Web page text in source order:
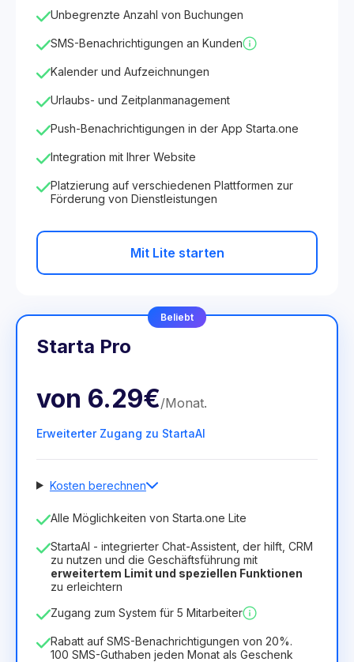
Unbegrenzte Anzahl von Buchungen
SMS-Benachrichtigungen an Kunden
Kalender und Aufzeichnungen
Urlaubs- und Zeitplanmanagement
Push-Benachrichtigungen in der App Starta.one
Integration mit Ihrer Website
Platzierung auf verschiedenen Plattformen zur
Förderung von Dienstleistungen
Mit Lite starten
Beliebt
Starta Pro
von 6.29€/Monat.
Erweiterter Zugang zu StartaAI
Kosten berechnen
Anzahl der Mitarbeiter
Dauer der Lizenz
12 Months(Rabatt -25%) Vorteilhaft
8.99€ 6.29€ /Monat
Alle Möglichkeiten von Starta.one Lite
StartaAI - integrierter Chat-Assistent, der hilft, CRM
zu nutzen und die Geschäftsführung mit
erweitertem Limit und speziellen Funktionen
zu erleichtern
Zugang zum System für 5 Mitarbeiter
Rabatt auf SMS-Benachrichtigungen von 20%.
100 SMS-Guthaben jeden Monat als Geschenk